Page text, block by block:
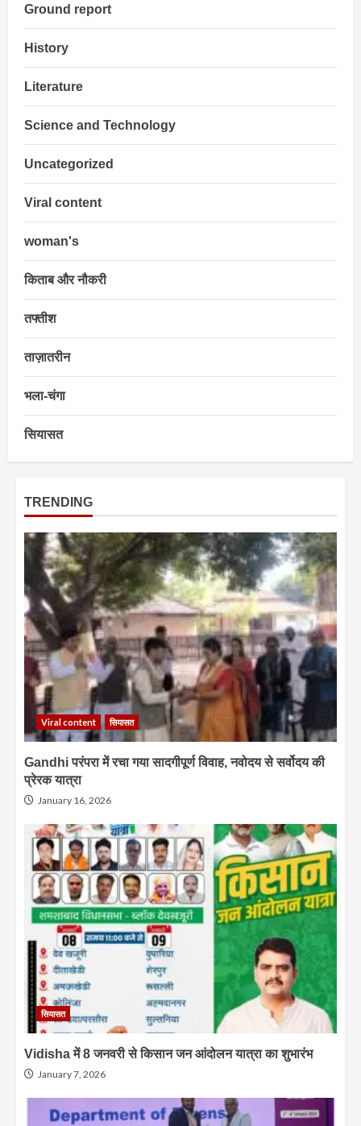
Ground report
History
Literature
Science and Technology
Uncategorized
Viral content
woman's
किताब और नौकरी
तफ्तीश
ताज़ातरीन
भला-चंगा
सियासत
TRENDING
Viral content सियासत
Gandhi परंपरा में रचा गया सादगीपूर्ण विवाह, नवोदय से सर्वोदय की
प्रेरक यात्रा
January 16, 2026
सियासत
Vidisha में 8 जनवरी से किसान जन आंदोलन यात्रा का शुभारंभ
January 7, 2026